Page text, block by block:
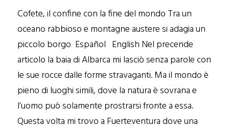
Cofete, il confine con la fine del mondo Tra un
oceano rabbioso e montagne austere si adagia un
piccolo borgo Español English Nel precende
articolo la baia di Albarca mi lasciò senza parole con
le sue rocce dalle forme stravaganti. Ma il mondo è
pieno di luoghi simili, dove la natura è sovrana e
l’uomo può solamente prostrarsi fronte a essa.
Questa volta mi trovo a Fuerteventura dove una